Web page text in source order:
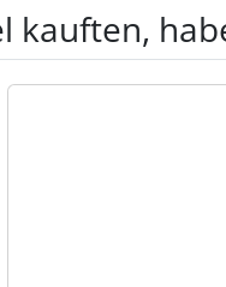
kauften,
der Tab-Taste zu den